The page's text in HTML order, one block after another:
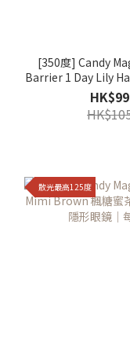
[350度] Candy
Barrier 1 Day Lily
形眼鏡｜每
散光最高125度